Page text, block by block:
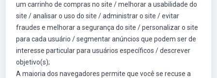
um carrinho de compras no site / melhorar a usabilidade do
site / analisar o uso do site / administrar o site / evitar
fraudes e melhorar a segurança do site / personalizar o site
para cada usuário / segmentar anúncios que podem ser de
interesse particular para usuários específicos / descrever
objetivo(s);
A maioria dos navegadores permite que você se recuse a